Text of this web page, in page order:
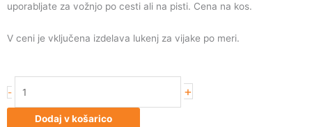
uporabljate za vožnjo po cesti ali na pisti. Cena na kos.
V ceni je vključena izdelava lukenj za vijake po meri.
-
Racing
JR14
+
Dodaj v košarico